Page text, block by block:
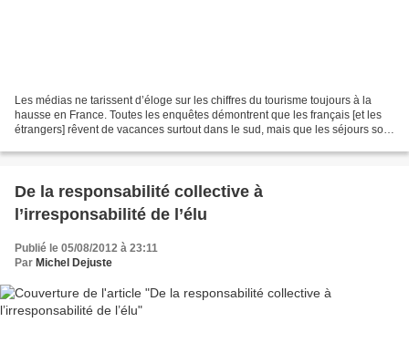
Les médias ne tarissent d’éloge sur les chiffres du tourisme toujours à la
hausse en France. Toutes les enquêtes démontrent que les français [et les
étrangers] rêvent de vacances surtout dans le sud, mais que les séjours sont
De la responsabilité collective à
l’irresponsabilité de l’élu
Publié le 05/08/2012 à 23:11
Par Michel Dejuste